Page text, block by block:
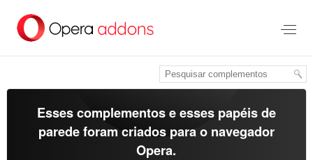
para
Esses complementos e esses papéis de
parede foram criados para o navegador
Opera.